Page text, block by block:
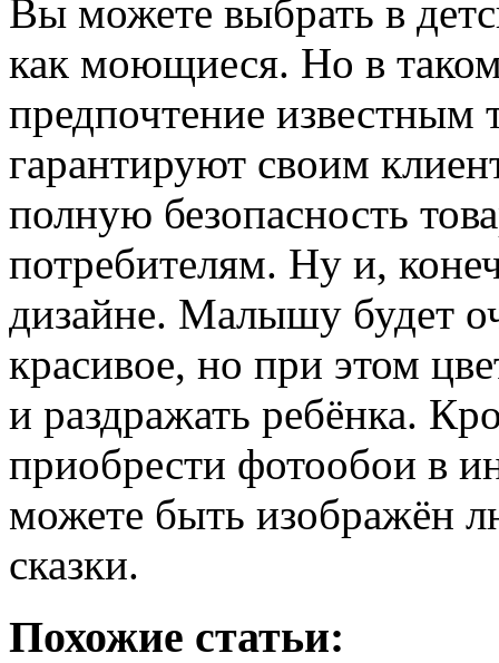
Вы можете выбрать в
как моющиеся. Но в
предпочтение
гарантируют своим
полную безопасность
потребителям. Ну и,
дизайне. Малышу будет
красивое, но при этом
и раздражать ребёнка.
приобрести фотообои в
можете быть изображён
сказки.
Похожие статьи: